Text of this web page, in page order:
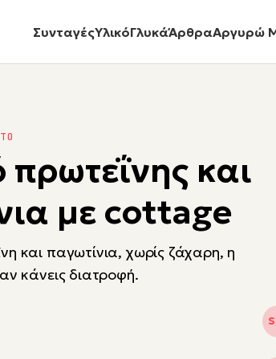
ΣυνταγέςΥλικόΓλυκάΆρθραΑργυρώ
και
με cottage
και παγωτίνια, χωρίς ζάχαρη, η
κάνεις διατροφή.